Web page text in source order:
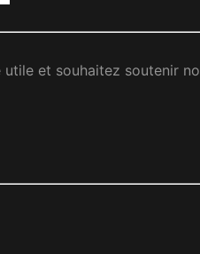
et souhaitez soutenir